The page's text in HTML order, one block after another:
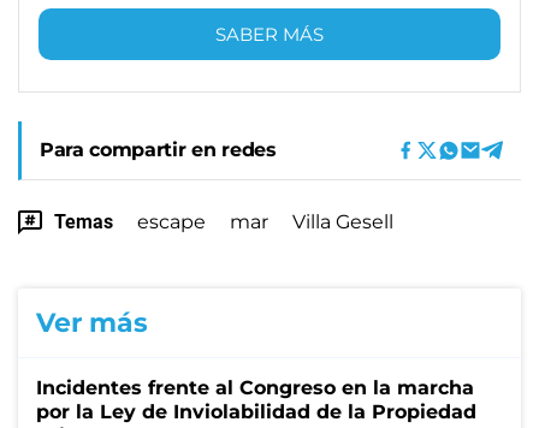
SABER MÁS
Para compartir en redes
Temas escape mar Villa Gesell
Ver más
Incidentes frente al Congreso en la marcha
por la Ley de Inviolabilidad de la Propiedad